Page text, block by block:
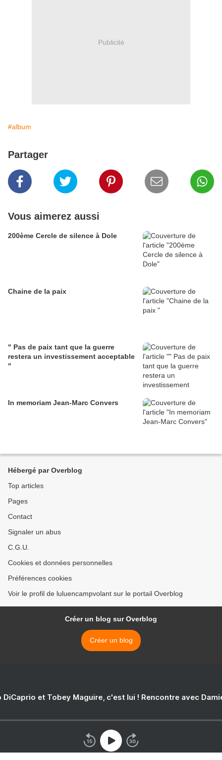
Publicité
#album
Partager
Vous aimerez aussi
200ème Cercle de silence à Dole
Chaine de la paix
" Pas de paix tant que la guerre
restera un investissement acceptable
"
In memoriam Jean-Marc Convers
Hébergé par Overblog
Top articles
Pages
Contact
Signaler un abus
C.G.U.
Cookies et données personnelles
Préférences cookies
Voir le profil de luluencampvolant sur le portail Overblog
Créer un blog sur Overblog
Créer un blog
DiCaprio et Tobey Maguire, c'est lui ! Rencontre avec